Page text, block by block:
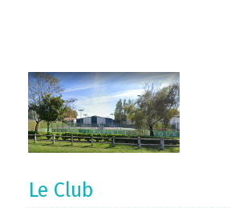
Le Club